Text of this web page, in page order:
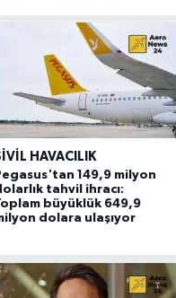
HAVACILIK
149,9 milyon
tahvil ihracı:
büyüklük 649,9
dolara ulaşıyor